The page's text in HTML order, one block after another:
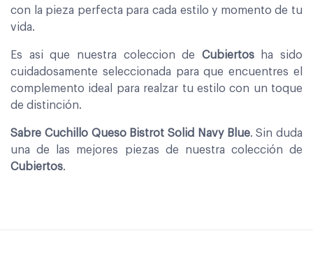
con la pieza perfecta para cada estilo y momento de tu
vida.
Es asi que nuestra coleccion de Cubiertosha sido
cuidadosamente seleccionada para que encuentres el
complemento ideal para realzar tu estilo con un toque
de distinción.
Sabre Cuchillo Queso Bistrot Solid Navy Blue. Sin duda
una de las mejores piezas de nuestra colección de
Cubiertos.